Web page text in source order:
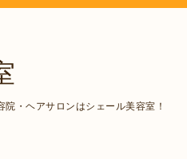
・ヘアサロンはシェール美容室！